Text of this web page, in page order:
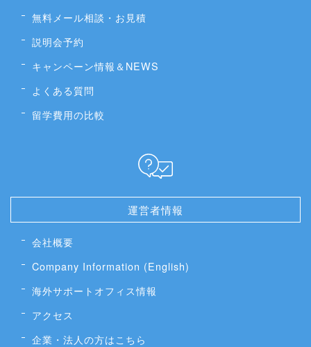
無料メール相談・お見積
説明会予約
キャンペーン情報＆NEWS
よくある質問
留学費用の比較
運営者情報
会社概要
Company Information (English)
海外サポートオフィス情報
アクセス
企業・法人の方はこちら